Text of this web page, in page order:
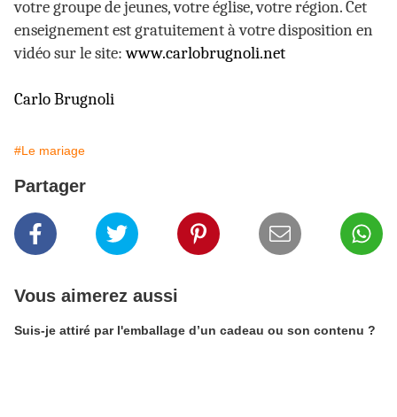
votre groupe de jeunes, votre église, votre région. Cet
enseignement est gratuitement à votre disposition en
vidéo sur le site:www.carlobrugnoli.net
Carlo Brugnoli
#Le mariage
Partager
Vous aimerez aussi
Suis-je attiré par l'emballage d’un cadeau ou son contenu ?